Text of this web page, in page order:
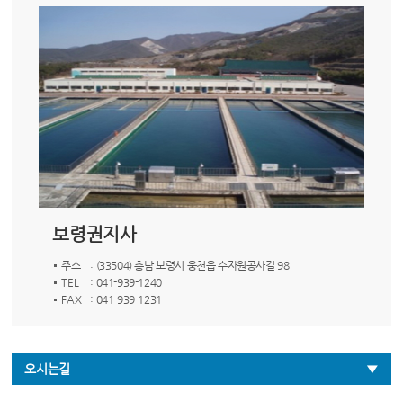
보령권지사
주소
: (33504) 충남 보령시 웅천읍 수자원공사길 98
TEL
: 041-939-1240
FAX
: 041-939-1231
오시는길